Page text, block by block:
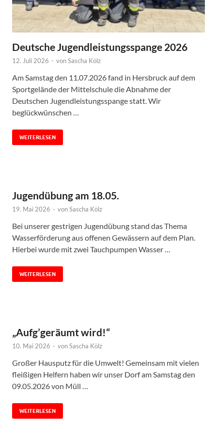
Deutsche Jugendleistungsspange 2026
12. Juli 2026 - vonSascha Kölz
Am Samstag den 11.07.2026 fand in Hersbruck auf dem
Sportgelände der Mittelschule die Abnahme der
Deutschen Jugendleistungsspange statt. Wir
beglückwünschen …
WEITERLESEN
Jugendübung am 18.05.
19. Mai 2026 - vonSascha Kölz
Bei unserer gestrigen Jugendübung stand das Thema
Wasserförderung aus offenen Gewässern auf dem Plan.
Hierbei wurde mit zwei Tauchpumpen Wasser …
WEITERLESEN
„Aufg’geräumt wird!“
10. Mai 2026 - vonSascha Kölz
Großer Hausputz für die Umwelt! Gemeinsam mit vielen
fleißigen Helfern haben wir unser Dorf am Samstag den
09.05.2026 von Müll …
WEITERLESEN